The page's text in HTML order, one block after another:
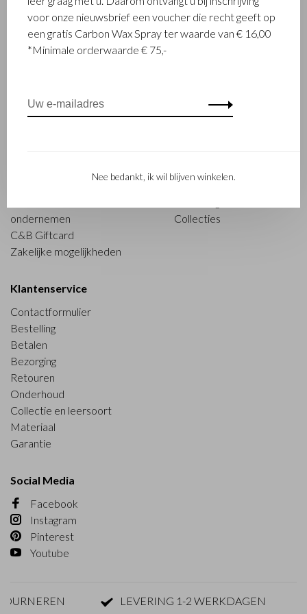
ondernemen
C&B Giftcard
Zakelijke mogelijkheden
Acties
Collecties
Klantenservice
Contactformulier
Bestelling
Betalen
Bezorging
Retouren
Onderhoud
Collectie en leersoort
Materiaal
Garantie
Social Media
Facebook
Instagram
Pinterest
Youtube
LEVERING 1-2 WERKDAGEN
voor onze nieuwsbrief een voucher die recht geeft op
een gratis Carbon Wax Spray ter waarde van € 16,00
*Minimale orderwaarde € 75,-
Nee bedankt, ik wil blijven winkelen.